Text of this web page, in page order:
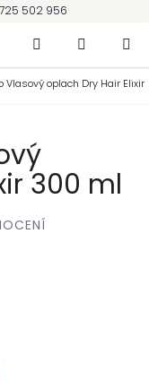
725 502 956
Hledat NÁKUPNÍ
KOŠÍK
Vlasový oplach Dry Hair Elixir
300 ml